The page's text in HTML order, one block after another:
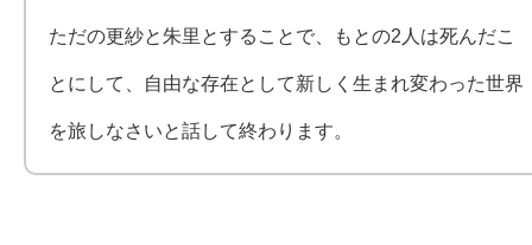
ただの更紗と朱里とすることで、もとの2人は死んだこ
とにして、自由な存在として新しく生まれ変わった世界
を旅しなさいと話して終わります。